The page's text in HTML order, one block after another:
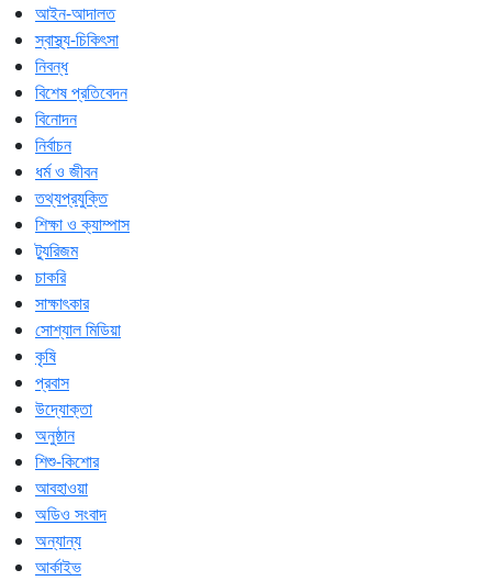
আইন-আদালত
স্বাস্থ্য-চিকিৎসা
নিবন্ধ
বিশেষ প্রতিবেদন
বিনোদন
নির্বাচন
ধর্ম ও জীবন
তথ্যপ্রযুক্তি
শিক্ষা ও ক্যাম্পাস
ট্যুরিজম
চাকরি
সাক্ষাৎকার
সোশ্যাল মিডিয়া
কৃষি
প্রবাস
উদ্যোক্তা
অনুষ্ঠান
শিশু-কিশোর
আবহাওয়া
অডিও সংবাদ
অন্যান্য
আর্কাইভ